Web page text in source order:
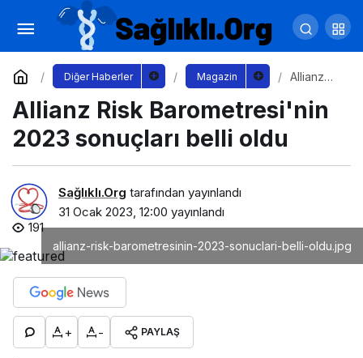
Diğer Haberler Magazin
Allianz
Barometr
esi'nin
Allianz Risk Barometresi'nin
2023 sonuçları belli oldu
Sağlıklı.Org tarafından yayınlandı
31 Ocak 2023, 12:00 yayınlandı
191
allianz-risk-barometresinin-2023-sonuclari-belli-oldu.jpg
+ - PAYLAŞ
“Yaşamları İyileştiriyoruz" sloganı ile yola
çıkan Legrand Grup Türkiye geleneksel bayi
toplantısında iş ortaklarıyla bir araya geldi
Yorum Yap Paylaş